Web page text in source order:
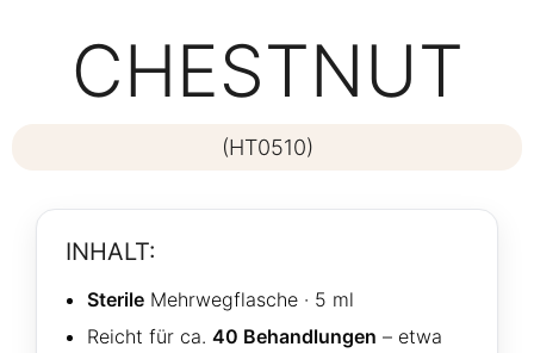
CHESTNUT
(HT0510)
INHALT:
Sterile Mehrwegflasche · 5 ml
Reicht für ca. 40 Behandlungen – etwa